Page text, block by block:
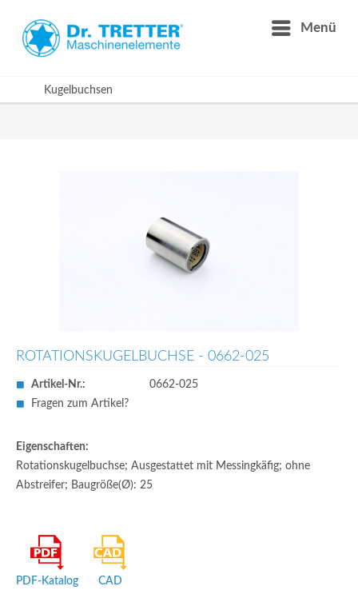
Menü
Kugelbuchsen
ROTATIONSKUGELBUCHSE - 0662-025
Artikel-Nr.:
0662-025
Fragen zum Artikel?
Eigenschaften:
Rotationskugelbuchse; Ausgestattet mit Messingkäfig; ohne
Abstreifer; Baugröße(Ø): 25
PDF-Katalog CAD